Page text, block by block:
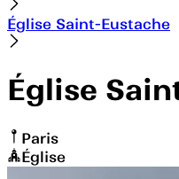
Église Saint-Eustache
Église
Paris
Église